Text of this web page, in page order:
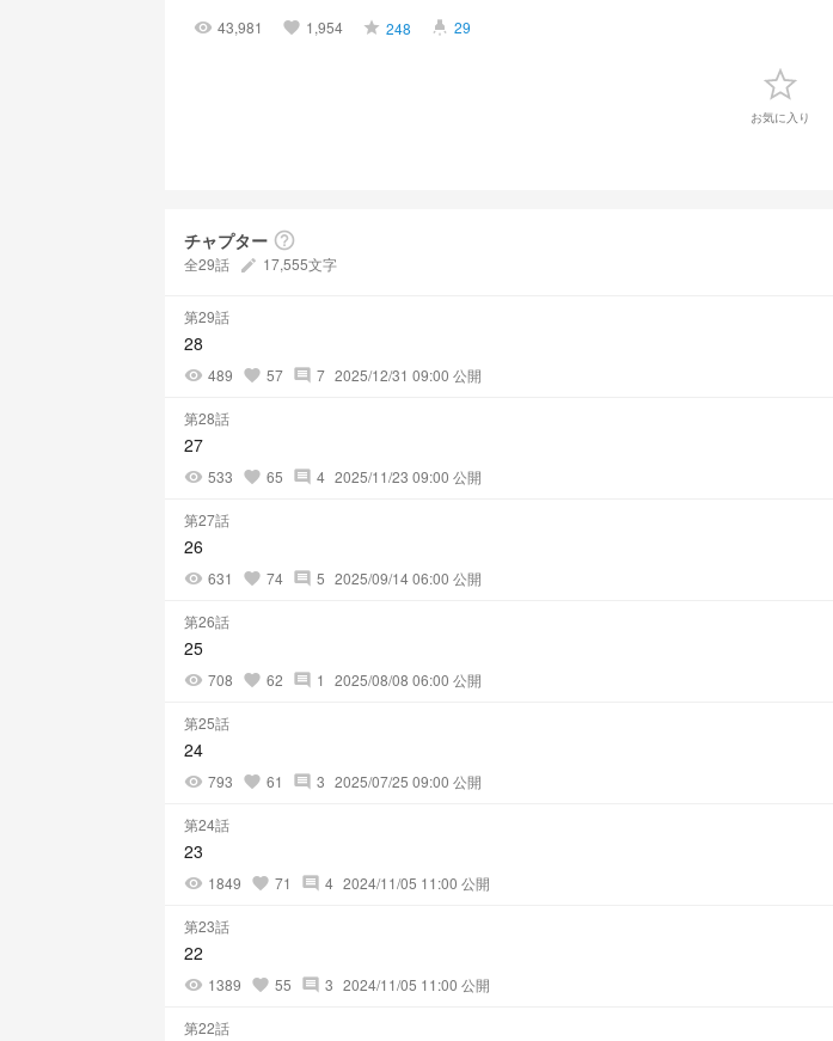
visibility 43,981 favorite 1,954 grade 248 highlight 29
お気に入り
チャプター help_outline
全29話 create 17,555文字
第29話
28
visibility 489 favorite 57 comment 7 2025/12/31 09:00 公開
第28話
27
visibility 533 favorite 65 comment 4 2025/11/23 09:00 公開
第27話
26
visibility 631 favorite 74 comment 5 2025/09/14 06:00 公開
第26話
25
visibility 708 favorite 62 comment 1 2025/08/08 06:00 公開
第25話
24
visibility 793 favorite 61 comment 3 2025/07/25 09:00 公開
第24話
23
visibility 1849 favorite 71 comment 4 2024/11/05 11:00 公開
第23話
22
visibility 1389 favorite 55 comment 3 2024/11/05 11:00 公開
第22話